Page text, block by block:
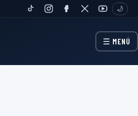
TIKTOKINSTAGRAMFANPAGETWITTERYOUTUBE
🌙
☰ MENÚ